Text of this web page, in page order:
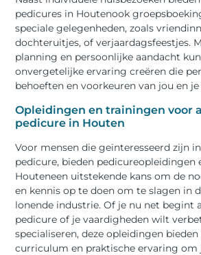
pedicures in Houtenook
speciale gelegenheden, zoals
dochteruitjes, of verjaardagsfeestjes.
planning en persoonlijke aandacht
onvergetelijke ervaring creëren die
behoeften en voorkeuren van jou en je
Opleidingen en trainingen voor
pedicure in Houten
Voor mensen die geïnteresseerd zijn
pedicure, bieden pedicureopleidingen
Houteneen uitstekende kans om de
en kennis op te doen om te slagen in
lonende industrie. Of je nu net begint
pedicure of je vaardigheden wilt
specialiseren, deze opleidingen
curriculum en praktische ervaring om